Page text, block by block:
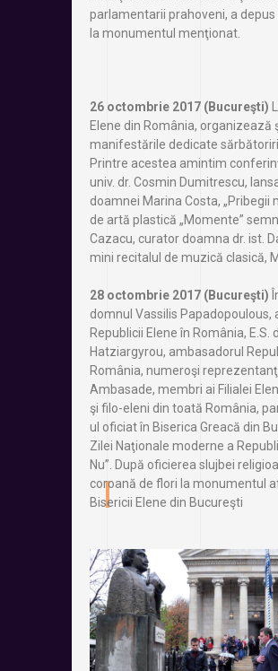
parlamentarii prahoveni, a
la monumentul menţionat.
26 octombrie 2017 (Bucureşti)
Elene din România, organizează
manifestările dedicate sărbătoririi
Printre acestea amintim
univ. dr. Cosmin Dumitrescu,
doamnei Marina Costa, „Pribegii
de artă plastică „Momente”
Cazacu, curator doamna dr. ist.
mini recitalul de muzică clasică,
28 octombrie 2017 (Bucureşti)
domnul Vassilis Papadopoulous,
Republicii Elene în România, E.S.
Hatziargyrou, ambasadorul
România, numeroşi
Ambasade, membri ai Filialei
şi filo-eleni din toată România,
ul oficiat în Biserica Greacă din
Zilei Naţionale moderne a
Nu”. După oficierea slujbei
coroană de flori la monumentul
Bisericii Elene din Bucureşti